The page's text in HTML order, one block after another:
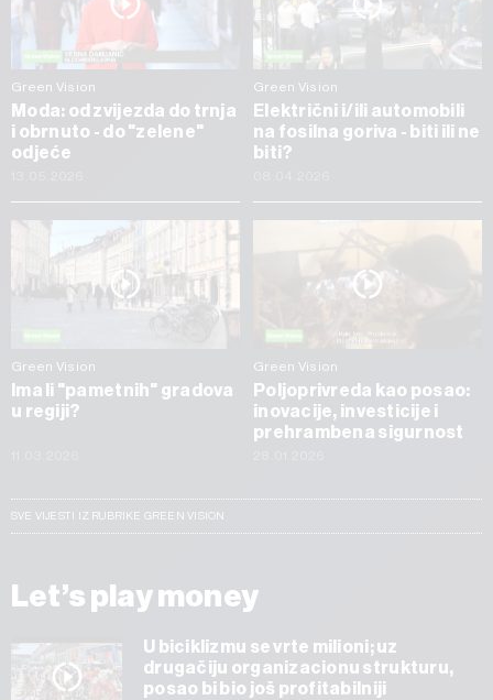
Green Vision
Moda: od zvijezda do trnja
i obrnuto - do "zelene"
odjeće
Green Vision
Električni i/ili automobili
na fosilna goriva - biti ili ne
biti?
Green Vision
Ima li "pametnih" gradova
u regiji?
Green Vision
Poljoprivreda kao posao:
inovacije, investicije i
prehrambena sigurnost
SVE VIJESTI IZ RUBRIKE GREEN VISION
Let’s play money
U biciklizmu se vrte milioni; uz
drugačiju organizacionu strukturu,
posao bi bio još profitabilniji